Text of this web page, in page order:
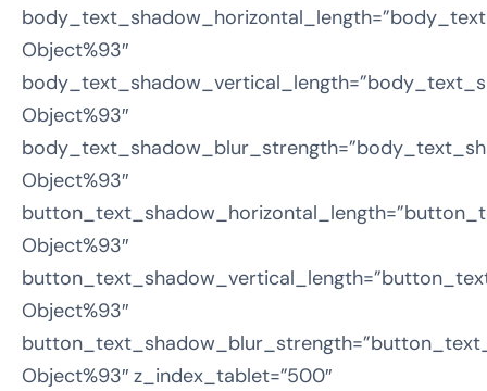
Object%93″
Object%93″
Object%93″
Object%93″
Object%93″
Object%93″ z_index_tablet=”500″